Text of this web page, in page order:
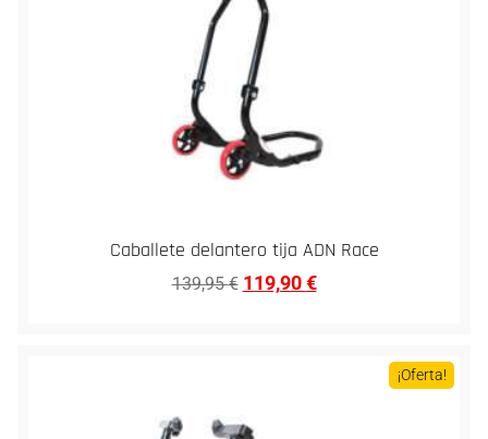
Caballete delantero tija ADN Race
139,95€ 119,90€
¡Oferta!